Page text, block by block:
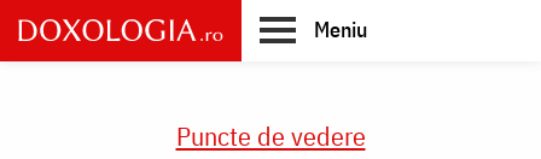
Skip
to
main
Meniu
Puncte de vedere